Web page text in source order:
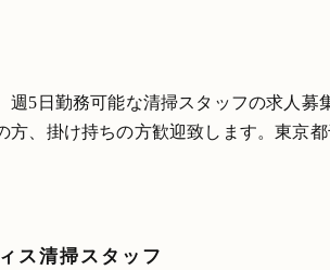
5日勤務可能な清掃スタッフの求人募
方、掛け持ちの方歓迎致します。東京
ス清掃スタッフ